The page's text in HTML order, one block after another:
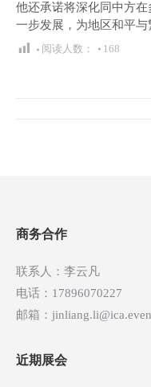
他还承诺将深化同中方
一步发展，为地区和平与
阅读人数： 168
航
商务合作
联系人：李云凡
电话：17896070227
邮箱：
近期展会